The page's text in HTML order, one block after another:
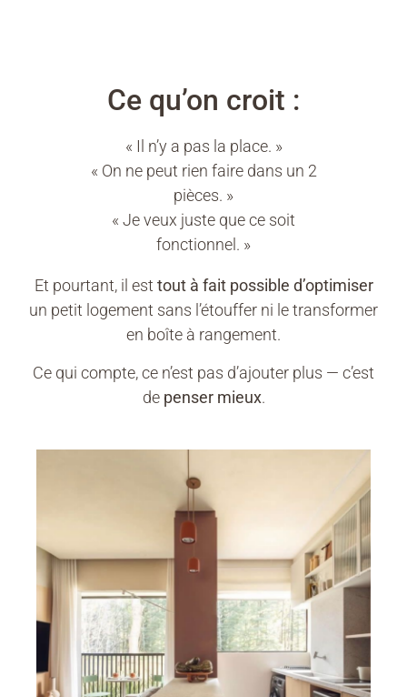
Ce qu’on croit :
« Il n’y a pas la place. »
« On ne peut rien faire dans un 2
pièces. »
« Je veux juste que ce soit
fonctionnel. »
Et pourtant, il est tout à fait possible d’optimiser
un petit logement sans l’étouffer ni le transformer
en boîte à rangement.
Ce qui compte, ce n’est pas d’ajouter plus — c’est
de penser mieux.